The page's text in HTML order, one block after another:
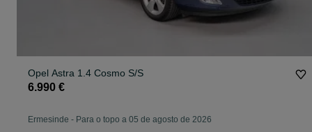
Opel Astra 1.4 Cosmo S/S
6.990 €
Ermesinde - Para o topo a 05 de agosto de 2026